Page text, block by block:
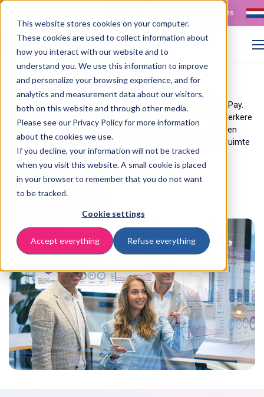
This website stores cookies on your computer.
These cookies are used to collect information about
how you interact with our website and to
understand you. We use this information to improve
and personalize your browsing experience, and for
analytics and measurement data about our visitors,
both on this website and through other media.
Please see our Privacy Policy for more information
about the cookies we use.
If you decline, your information will not be tracked
when you visit this website. A small cookie is placed
in your browser to remember that you do not want
to be tracked.
Cookie settings
Accept everything Refuse everything
Vacatures
AI-powered platform voor
Source-to-Pay
ISPnext vergroot de financiële impact van meer dan 450
organisaties met een AI-powered platform voor Source-to-Pay.
Met één platform voor kostenbesparing, contractbeheer, sterkere
leveranciersrelaties, geautomatiseerde factuurverwerking en
risicobeheersing maak je data-gedreven keuzes, creëer je ruimte
voor groei en verbeter je de winstgevendheid.
Vraag demo aan